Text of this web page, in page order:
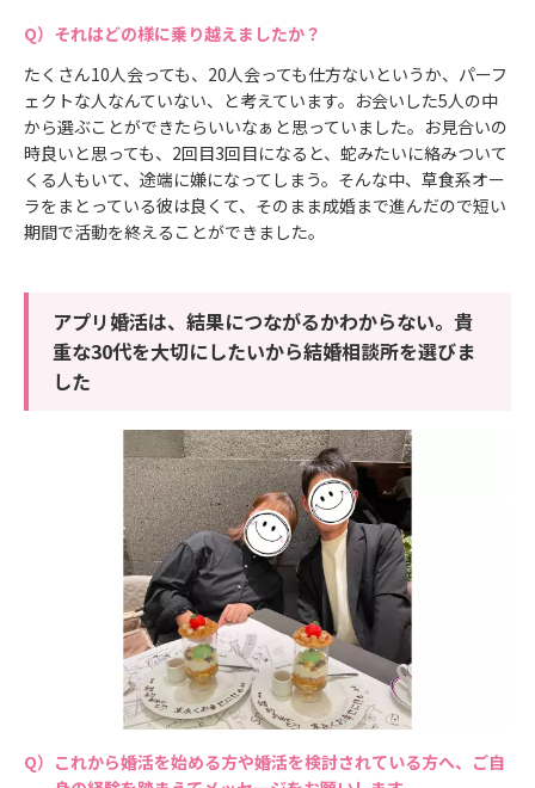
それはどの様に乗り越えましたか？
たくさん10人会っても、20人会っても仕方ないというか、パーフ
ェクトな人なんていない、と考えています。お会いした5人の中
から選ぶことができたらいいなぁと思っていました。お見合いの
時良いと思っても、2回目3回目になると、蛇みたいに絡みついて
くる人もいて、途端に嫌になってしまう。そんな中、草食系オー
ラをまとっている彼は良くて、そのまま成婚まで進んだので短い
期間で活動を終えることができました。
アプリ婚活は、結果につながるかわからない。貴
重な30代を大切にしたいから結婚相談所を選びま
した
これから婚活を始める方や婚活を検討されている方へ、ご自